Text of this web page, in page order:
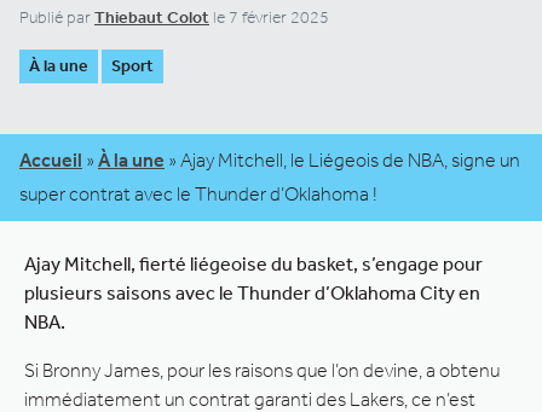
Publié parThiebaut Colot le 7 février 2025
À la une Sport
Accueil » À la une » Ajay Mitchell, le Liégeois de NBA, signe un
super contrat avec le Thunder d’Oklahoma !
Ajay Mitchell, fierté liégeoise du basket, s’engage pour
plusieurs saisons avec le Thunder d’Oklahoma City en
NBA.
Si Bronny James, pour les raisons que l’on devine, a obtenu
immédiatement un contrat garanti des Lakers, ce n’est